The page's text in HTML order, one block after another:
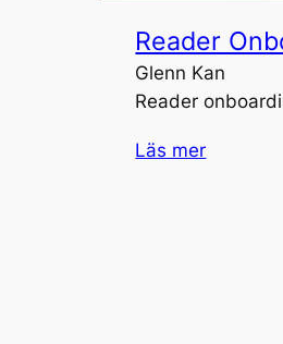
Reader
Glenn Kan
Reader
Läs mer